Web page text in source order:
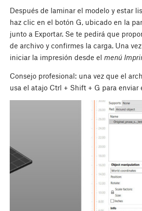
Después de laminar el modelo y estar
haz clic en el botón G, ubicado en la
junto a Exportar. Se te pedirá que
de archivo y confirmes la carga. Una
iniciar la impresión desde el menú
Consejo profesional: una vez que el
usa el atajo Ctrl + Shift + G para enviar